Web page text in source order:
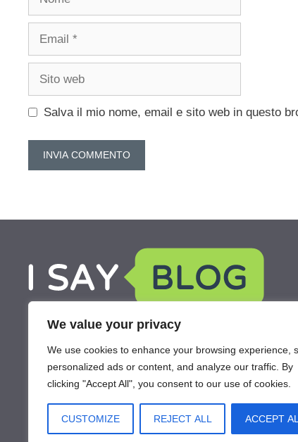
We value your privacy
We use cookies to enhance your browsing experience,
personalized ads or content, and analyze our traffic. By
clicking "Accept All", you consent to our use of cookies.
CUSTOMIZE REJECT ALL ACCEPT
Email
Sito
Salva il mio nome, email e sito web in questo